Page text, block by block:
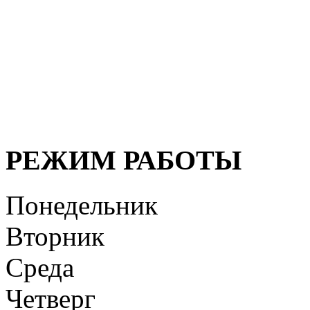
РЕЖИМ РАБОТЫ
Понедельник
Вторник
Среда
Четверг